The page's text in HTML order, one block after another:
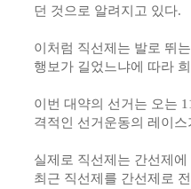
던 것으로 알려지고 있다.
이처럼 직선제는 발로 뛰
행보가 길었느냐에 따라
이번 대약의 선거는 오는
격적인 선거운동의 레이
실제로 직선제는 간선제
최근 직선제를 간선제로